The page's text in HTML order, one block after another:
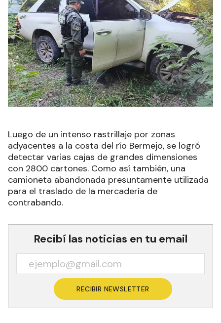
Luego de un intenso rastrillaje por zonas
adyacentes a la costa del río Bermejo, se logró
detectar varias cajas de grandes dimensiones
con 2800 cartones. Como así también, una
camioneta abandonada presuntamente utilizada
para el traslado de la mercadería de
contrabando.
Recibí las noticias en tu email
RECIBIR NEWSLETTER